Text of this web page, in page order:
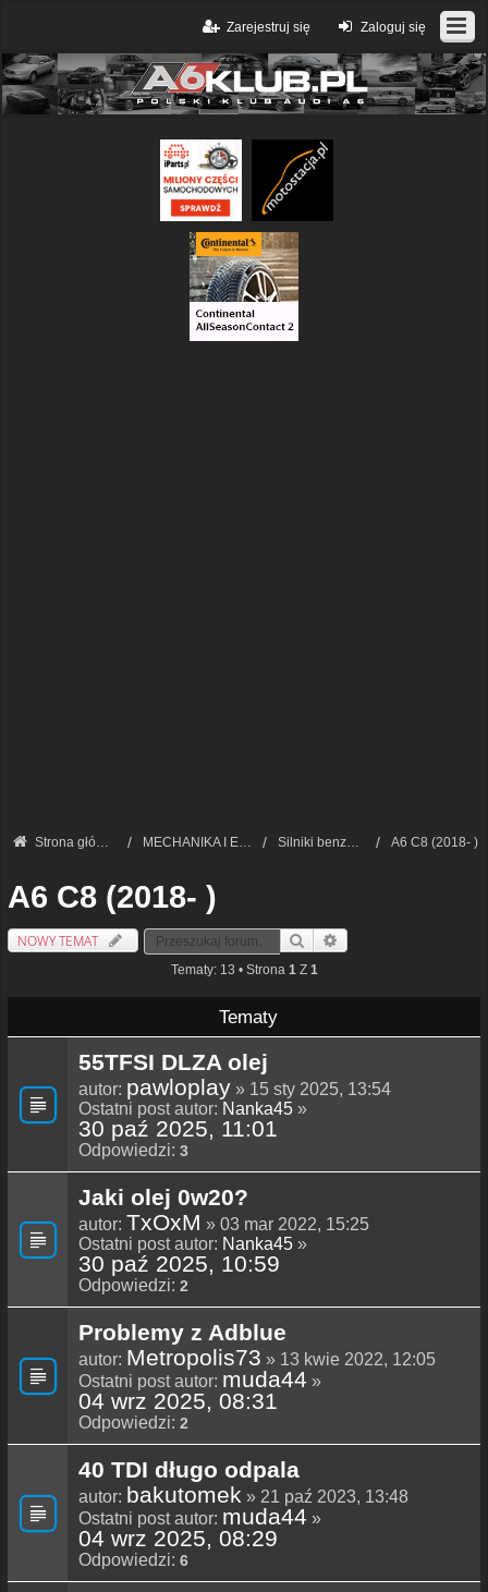
Zaloguj się
Zarejestruj się
Strona główna MECHANIKA I ELEKTRONIKA — FORUM TECHNICZNE Silniki benzynowe i LPG A6 C8 (2018- )
A6 C8 (2018- )
NOWY TEMAT Szukaj
Tematy: 13 • Strona 1 Z 1
Tematy
55TFSI DLZA olej
autor: pawloplay » 15 sty 2025, 13:54
Ostatni post autor: Nanka45 »
30 paź 2025, 11:01
Odpowiedzi: 3
Jaki olej 0w20?
autor: TxOxM » 03 mar 2022, 15:25
Ostatni post autor: Nanka45 »
30 paź 2025, 10:59
Odpowiedzi: 2
Problemy z Adblue
autor: Metropolis73 » 13 kwie 2022, 12:05
Ostatni post autor: muda44 »
04 wrz 2025, 08:31
Odpowiedzi: 2
40 TDI długo odpala
autor: bakutomek » 21 paź 2023, 13:48
Ostatni post autor: muda44 »
04 wrz 2025, 08:29
Odpowiedzi: 6